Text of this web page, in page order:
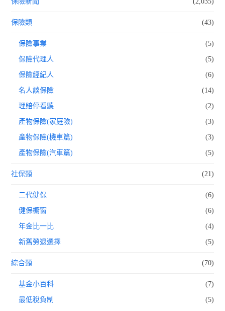
保險類 (43)
保險事業 (5)
保險代理人 (5)
保險經紀人 (6)
名人談保險 (14)
理賠停看聽 (2)
產物保險(家庭險) (3)
產物保險(機車篇) (3)
產物保險(汽車篇) (5)
社保類 (21)
二代健保 (6)
健保櫥窗 (6)
年金比一比 (4)
新舊勞退選擇 (5)
綜合類 (70)
基金小百科 (7)
最低稅負制 (5)